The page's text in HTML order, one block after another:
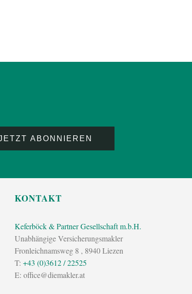
KONTAKT
Keferböck & Partner Gesellschaft m.b.H.
Unabhängige Versicherungsmakler
Fronleichnamsweg 8 , 8940 Liezen
T: +43 (0)3612 / 22525
E: office@diemakler.at